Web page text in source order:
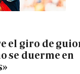
el giro de
se duerme en